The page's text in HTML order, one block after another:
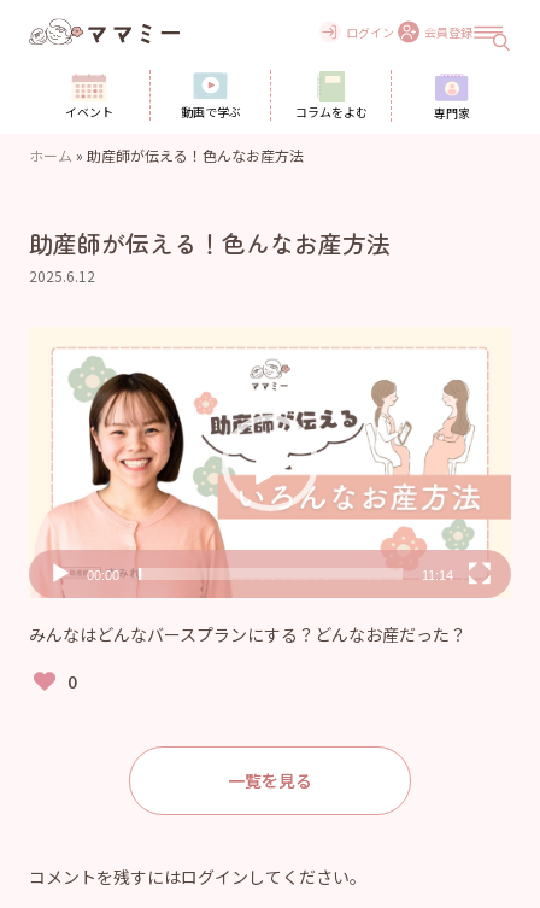
ログイン 会員登録
イベント 動画で学ぶ コラムをよむ 専門家
ホーム » 助産師が伝える！色んなお産方法
助産師が伝える！色んなお産方法
2025.6.12
00:00 11:14
みんなはどんなバースプランにする？どんなお産だった？
一覧を見る
コメントを残すにはログインしてください。